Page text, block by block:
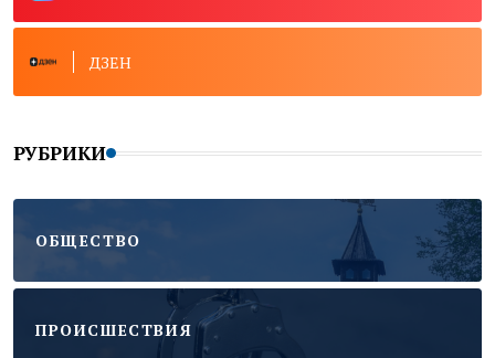
ДЗЕН
РУБРИКИ
ОБЩЕСТВО
ПРОИСШЕСТВИЯ